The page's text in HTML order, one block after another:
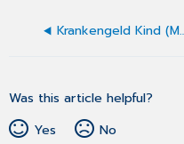
Was this article helpful?
Yes
No